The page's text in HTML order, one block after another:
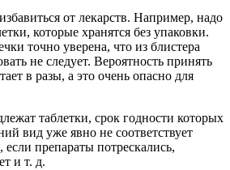
от лекарств. Например, надо
которые хранятся без упаковки.
точно уверена, что из блистера
не следует. Вероятность принять
в разы, а это очень опасно для
таблетки, срок годности которых
вид уже явно не соответствует
препараты потрескались,
и т. д.